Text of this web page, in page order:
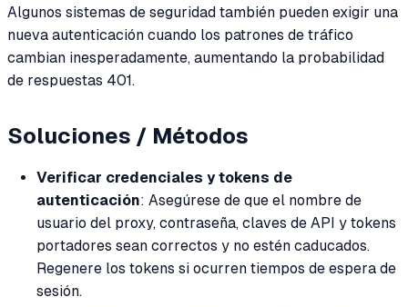
Algunos sistemas de seguridad también pueden exigir una
nueva autenticación cuando los patrones de tráfico
cambian inesperadamente, aumentando la probabilidad
de respuestas 401.
Soluciones / Métodos
Verificar credenciales y tokens de
autenticación: Asegúrese de que el nombre de
usuario del proxy, contraseña, claves de API y tokens
portadores sean correctos y no estén caducados.
Regenere los tokens si ocurren tiempos de espera de
sesión.